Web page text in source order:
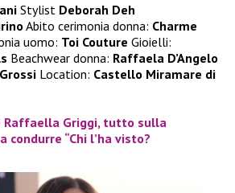
Stylist Deborah Deh
Abito cerimonia donna: Charme
uomo: Toi Couture Gioielli:
Beachwear donna: Raffaela D’Angelo
Location: Castello Miramare di
è Raffaella Griggi, tutto sulla
“Chi l’ha visto?